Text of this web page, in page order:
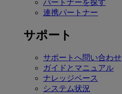
パートナーを探す
連携パートナー
サポート
サポートへ問い合わせ
ガイドとマニュアル
ナレッジベース
システム状況